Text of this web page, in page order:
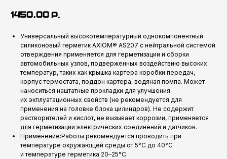
1450,00 р.
Универсальный высокотемпературный однокомпонентный
силиконовый герметик AXIOM® AS207 с нейтральной системой
отверждения применяется для герметизации и сборки
автомобильных узлов, подверженных воздействию высоких
температур, таких как крышка картера коробки передач,
корпус термостата, поддон картера, водяная помпа. Может
наноситься наштатные прокладки для улучшения
их экплуатационных свойств (не рекомендуется для
применения на головке блока цилиндров). Не содержит
растворителей и кислот, не вызывает коррозии, применяется
для герметизации электрических соединений и датчиков.
Применение:Работы рекомендуется проводить при
температуре окружающей среды от 5°С до 40°С
и температуре герметика 20–25°C.